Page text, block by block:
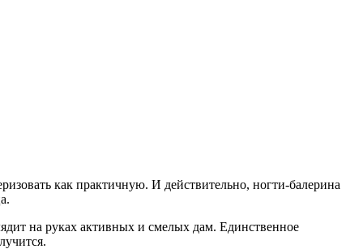
как практичную. И действительно, ногти-балерина
на руках активных и смелых дам. Единственное